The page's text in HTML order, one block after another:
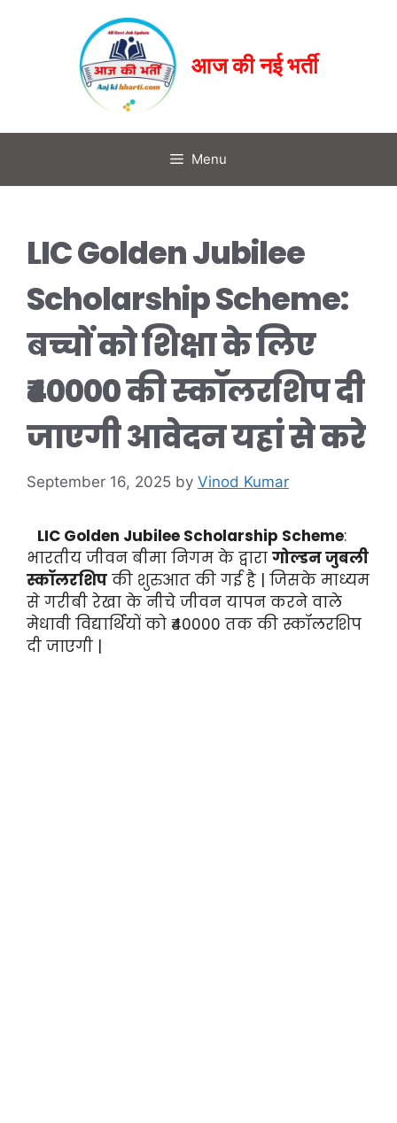
आज की नई भर्ती
Menu
LIC Golden Jubilee
Scholarship Scheme:
बच्चों को शिक्षा के लिए
₹40000 की स्कॉलरशिप दी
जाएगी आवेदन यहां से करे
September 16, 2025 by Vinod Kumar
LIC Golden Jubilee Scholarship Scheme:
भारतीय जीवन बीमा निगम के द्वारा गोल्डन जुबली
स्कॉलरशिप की शुरुआत की गई है | जिसके माध्यम
से गरीबी रेखा के नीचे जीवन यापन करने वाले
मेधावी विद्यार्थियों को ₹40000 तक की स्कॉलरशिप
दी जाएगी |